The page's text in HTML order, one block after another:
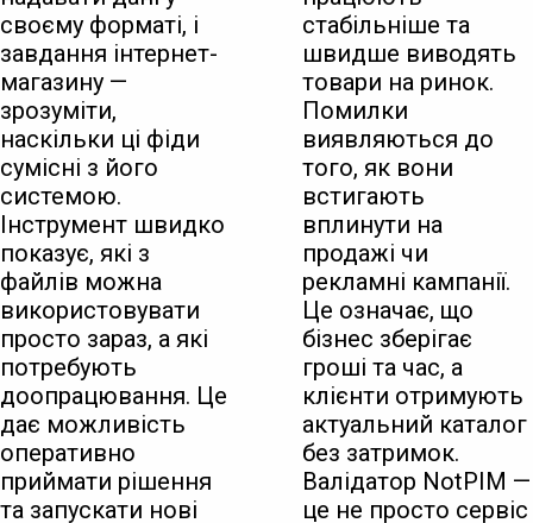
своєму форматі, і
завдання інтернет-
магазину —
зрозуміти,
наскільки ці фіди
сумісні з його
системою.
Інструмент швидко
показує, які з
файлів можна
використовувати
просто зараз, а які
потребують
доопрацювання. Це
дає можливість
оперативно
приймати рішення
та запускати нові
стабільніше та
швидше виводять
товари на ринок.
Помилки
виявляються до
того, як вони
встигають
вплинути на
продажі чи
рекламні кампанії.
Це означає, що
бізнес зберігає
гроші та час, а
клієнти отримують
актуальний каталог
без затримок.
Валідатор NotPIM —
це не просто сервіс